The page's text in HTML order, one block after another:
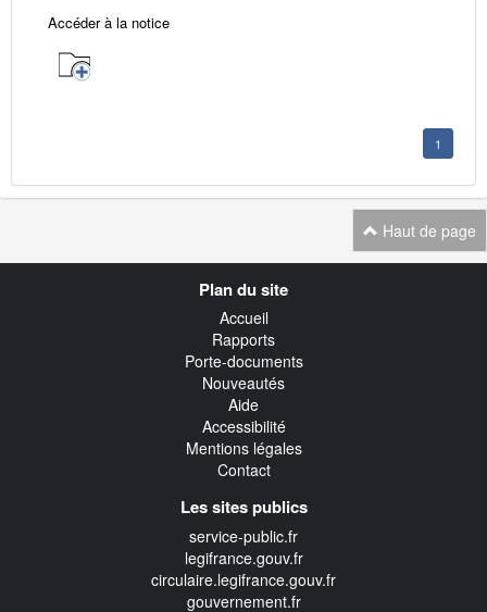
Accéder à la notice
1
Haut de page
Plan du site
Accueil
Rapports
Porte-documents
Nouveautés
Aide
Accessibilité
Mentions légales
Contact
Les sites publics
service-public.fr
legifrance.gouv.fr
circulaire.legifrance.gouv.fr
gouvernement.fr